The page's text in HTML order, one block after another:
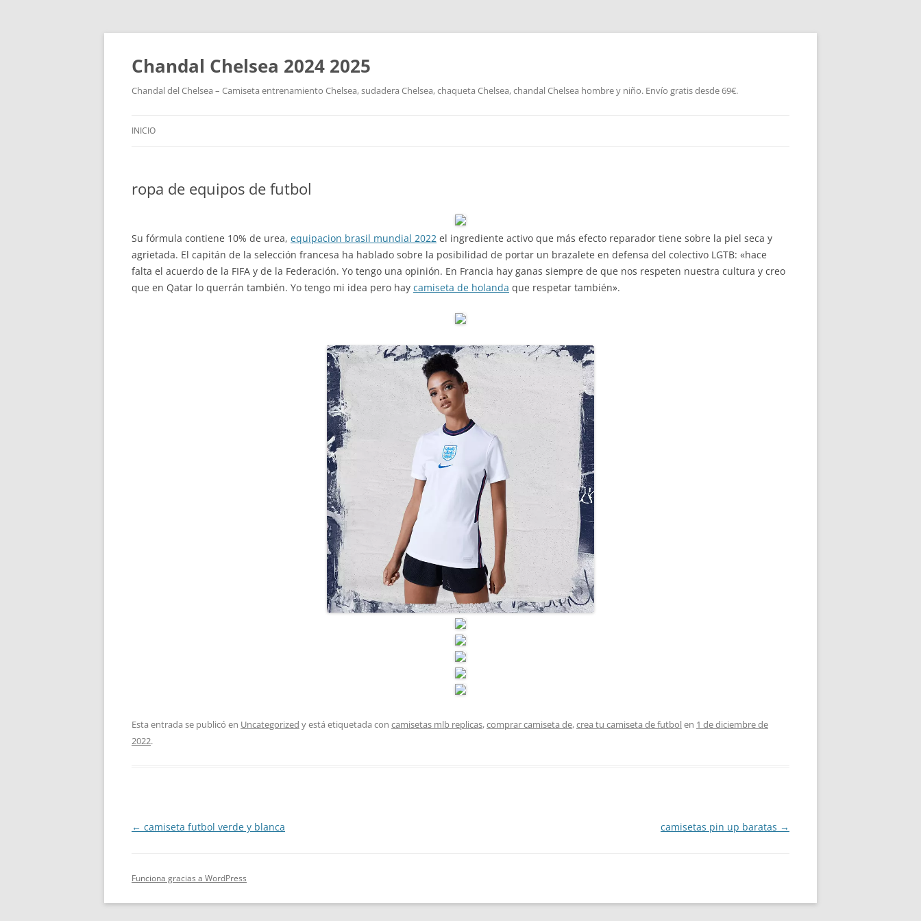
Chandal Chelsea 2024 2025
Chandal del Chelsea – Camiseta entrenamiento Chelsea, sudadera Chelsea, chaqueta Chelsea, chandal Chelsea hombre y niño. Envío gratis desde 69€.
INICIO
ropa de equipos de futbol
Su fórmula contiene 10% de urea, equipacion brasil mundial 2022 el ingrediente activo que más efecto reparador tiene sobre la piel seca y
agrietada. El capitán de la selección francesa ha hablado sobre la posibilidad de portar un brazalete en defensa del colectivo LGTB: «hace
falta el acuerdo de la FIFA y de la Federación. Yo tengo una opinión. En Francia hay ganas siempre de que nos respeten nuestra cultura y creo
que en Qatar lo querrán también. Yo tengo mi idea pero hay camiseta de holanda que respetar también».
Esta entrada se publicó en Uncategorized y está etiquetada con camisetas mlb replicas,comprar camiseta de,crea tu camiseta de futbolen 1 de diciembre de
2022.
Navegación
← camiseta futbol verde y blanca camisetas pin up baratas →
Funciona gracias a WordPress